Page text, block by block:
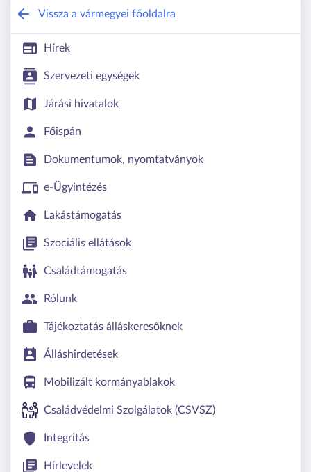
Komárom-Esztergom Vármegyei
Vissza a vármegyei főoldalra
Hírek
Szervezeti egységek
Járási hivatalok
Főispán
Dokumentumok, nyomtatványok
e-Ügyintézés
Lakástámogatás
Szociális ellátások
Családtámogatás
Rólunk
Tájékoztatás álláskeresőknek
Álláshirdetések
Mobilizált kormányablakok
Családvédelmi Szolgálatok (CSVSZ)
Integritás
Hírlevelek